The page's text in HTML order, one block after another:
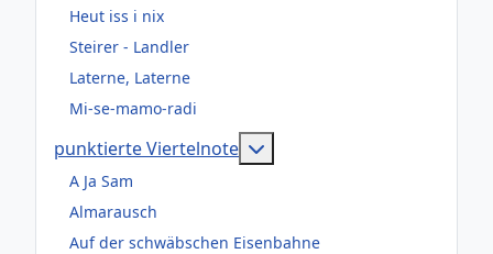
Heut iss i nix
Steirer - Landler
Laterne, Laterne
Mi-se-mamo-radi
punktierte Viertelnote
A Ja Sam
Almarausch
Auf der schwäbschen Eisenbahne